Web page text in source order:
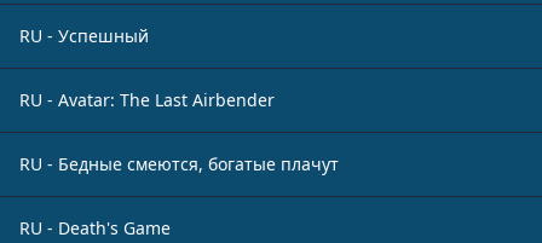
RU - Успешный
RU - Avatar: The Last Airbender
RU - Бедные смеются, богатые плачут
RU - Death's Game